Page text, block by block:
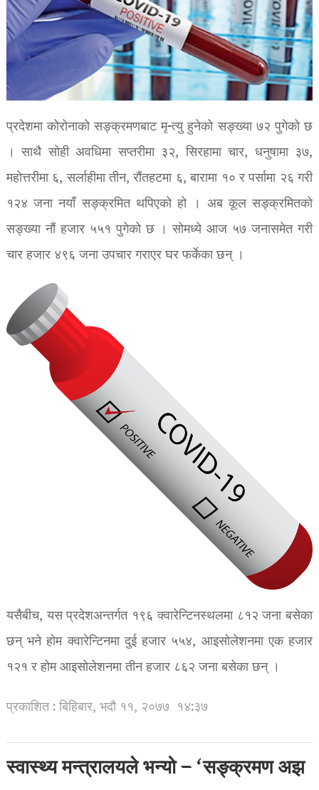
प्रदेशमा कोरोनाको सङ्क्रमणबाट मृ-त्यु हुनेको सङ्ख्या ७२ पुगेको छ
। साथै सोही अवधिमा सप्तरीमा ३२, सिरहामा चार, धनुषामा ३७,
महोत्तरीमा ६, सर्लाहीमा तीन, रौंतहटमा ६, बारामा १० र पर्सामा २६ गरी
१२४ जना नयाँ सङ्क्रमित थपिएको हो । अब कूल सङ्क्रमितको
सङ्ख्या नौं हजार ५५१ पुगेको छ । सोमध्ये आज ५७ जनासमेत गरी
चार हजार ४९६ जना उपचार गराएर घर फर्केका छन् ।
यसैबीच, यस प्रदेशअन्तर्गत १९६ क्वारेन्टिनस्थलमा ८१२ जना बसेका
छन् भने होम क्वारेन्टिनमा दुई हजार ५५४, आइसोलेशनमा एक हजार
१२१ र होम आइसोलेशनमा तीन हजार ८६२ जना बसेका छन् ।
प्रकाशित : बिहिबार, भदौ ११, २०७७ १४:३७
स्वास्थ्य मन्त्रालयले भन्यो – ‘सङ्क्रमण अझ